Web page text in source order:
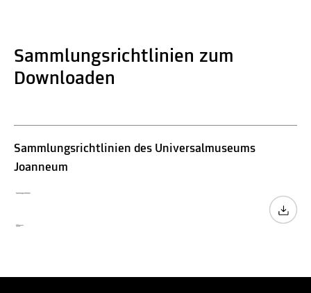
Sammlungsrichtlinien zum
Downloaden
Sammlungsrichtlinien des Universalmuseums
Joanneum